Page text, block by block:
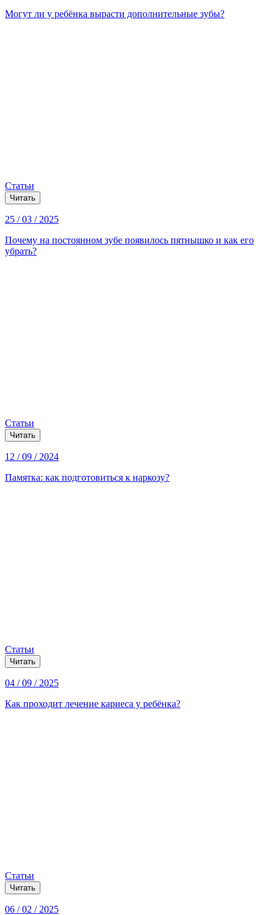
Могут ли у ребёнка вырасти дополнительные зубы?
Статьи
Читать
25 / 03 / 2025
Почему на постоянном зубе появилось пятнышко и как его
убрать?
Статьи
Читать
12 / 09 / 2024
Памятка: как подготовиться к наркозу?
Статьи
Читать
04 / 09 / 2025
Как проходит лечение кариеса у ребёнка?
Статьи
Читать
06 / 02 / 2025